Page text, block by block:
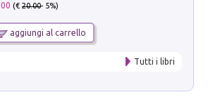
(€20.00- 5%)
aggiungi al carrello
Tutti i libri